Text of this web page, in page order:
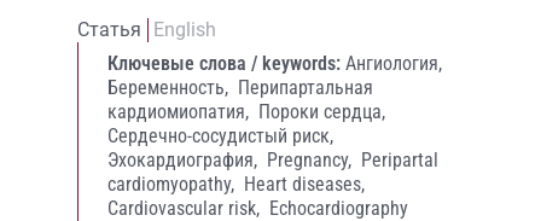
Статья
English
Ключевые слова / keywords: Ангиология,
Беременность, Перипартальная
кардиомиопатия, Пороки сердца,
Сердечно-сосудистый риск,
Эхокардиография, Pregnancy, Peripartal
cardiomyopathy, Heart diseases,
Cardiovascular risk, Echocardiography